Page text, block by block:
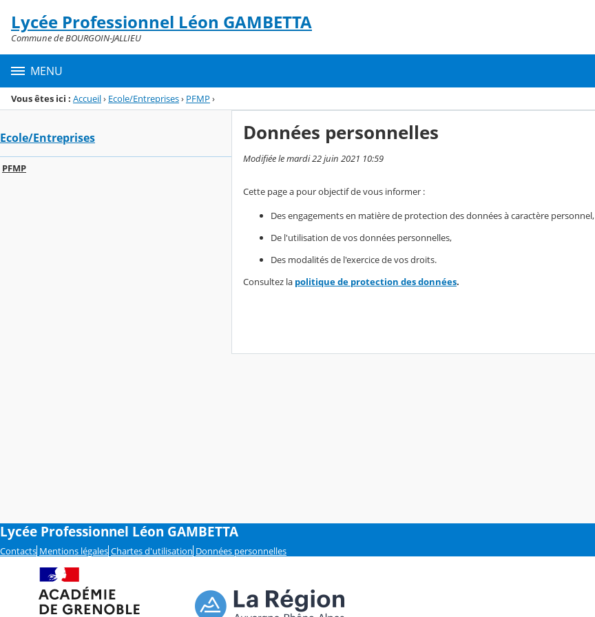
Menu de la rubrique
Contenu
Lycée Professionnel Léon GAMBETTA
Commune de BOURGOIN-JALLIEU
MENU
Vous êtes ici : Accueil› Ecole/Entreprises› PFMP ›
Ecole/Entreprises
PFMP
Données personnelles
Modifiée le mardi 22 juin 2021 10:59
Cette page a pour objectif de vous informer :
Des engagements en matière de protection des données à caractère personnel,
De l'utilisation de vos données personnelles,
Des modalités de l'exercice de vos droits.
Consultez la politique de protection des données.
Lycée Professionnel Léon GAMBETTA
Contacts Mentions légales Chartes d'utilisation Données personnelles